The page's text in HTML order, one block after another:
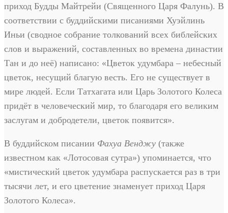
приход Будды Майтрейи (Священного Царя Фалунь). В
соответствии с буддийскими писаниями Хуэйлинь
Иньи (сводное собрание толкований всех библейских
слов и выражений, составленных во времена династии
Тан и до неё) написано: «Цветок удумбара – небесный
цветок, несущий благую весть. Его не существует в
мире людей. Если Татхагата или Царь Золотого Колеса
придёт в человеческий мир, то благодаря его великим
заслугам и добродетели, цветок появится».
В буддийском писании Фахуа Венджу (также
известном как «Лотосовая сутра») упоминается, что
«мистический цветок удумбара распускается раз в три
тысячи лет, и его цветение знаменует приход Царя
Золотого Колеса».